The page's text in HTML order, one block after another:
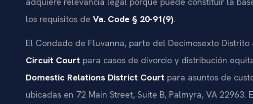
los requisitos de Va. Code § 20-91(9).
El Condado de Fluvanna, parte del Decimosexto
Circuit Court para casos de divorcio y distribución
Domestic Relations District Court para asuntos de
ubicadas en 72 Main Street, Suite B, Palmyra, VA